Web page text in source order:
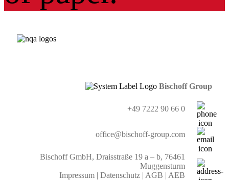
Bischoff Group
+49 7222 90 66 0
office@bischoff-group.com
Bischoff GmbH, Draisstraße 19 a – b, 76461
Muggensturm
Impressum | Datenschutz | AGB | AEB